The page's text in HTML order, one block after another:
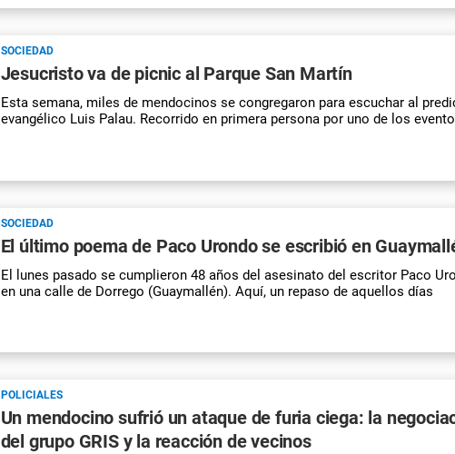
SOCIEDAD
Jesucristo va de picnic al Parque San Martín
Esta semana, miles de mendocinos se congregaron para escuchar al
evangélico Luis Palau. Recorrido en primera persona por uno de los
SOCIEDAD
El último poema de Paco Urondo se escribió en
El lunes pasado se cumplieron 48 años del asesinato del escritor Paco
en una calle de Dorrego (Guaymallén). Aquí, un repaso de aquellos días
POLICIALES
Un mendocino sufrió un ataque de furia ciega: la
del grupo GRIS y la reacción de vecinos